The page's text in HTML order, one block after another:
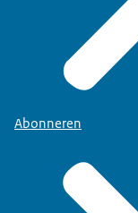
Abonneren